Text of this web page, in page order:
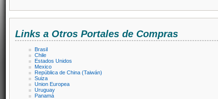
Links a Otros Portales de Compras
Brasil
Chile
Estados Unidos
Mexico
República de China (Taiwán)
Suiza
Union Europea
Uruguay
Panamá